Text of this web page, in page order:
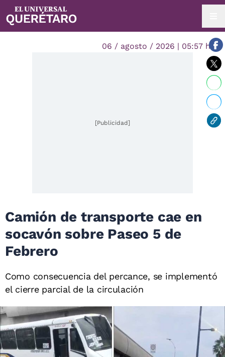
06 / agosto / 2026 | 05:57 hrs.
[Publicidad]
Camión de transporte cae en
socavón sobre Paseo 5 de
Febrero
Como consecuencia del percance, se implementó
el cierre parcial de la circulación